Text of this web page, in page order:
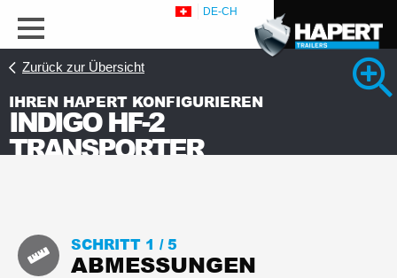
DE-CH
INDIGO HF-2
TRANSPORTER
IHREN HAPERT KONFIGURIEREN
Zurück zur Übersicht
ABMESSUNGEN
SCHRITT 1 / 5